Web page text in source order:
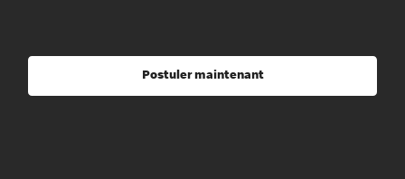
Postuler maintenant